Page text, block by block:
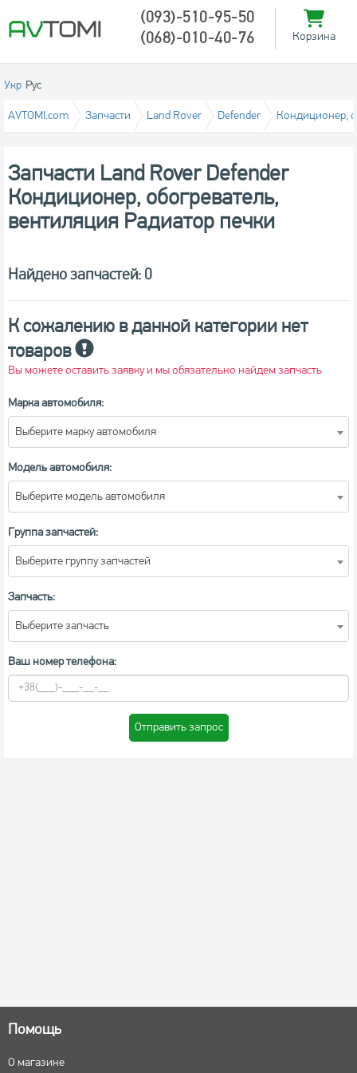
(093)-510-95-50
(068)-010-40-76
Корзина
Укр Рус
AVTOMI.com Запчасти Land Rover Defender Кондиционер,
Запчасти Land Rover Defender
Кондиционер, обогреватель,
вентиляция Радиатор печки
Найдено запчастей: 0
К сожалению в данной категории нет
товаров
Вы можете оставить заявку и мы обязательно найдем запчасть
Марка автомобиля:
Выберите марку автомобиля
Модель автомобиля:
Выберите модель автомобиля
Группа запчастей:
Выберите группу запчастей
Запчасть:
Выберите запчасть
Ваш номер телефона:
Отправить запрос
Помощь
О магазине